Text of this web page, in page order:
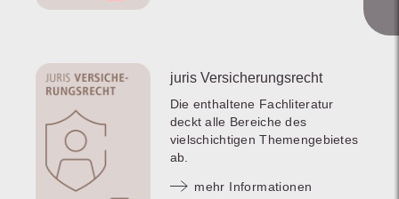
juris Versicherungsrecht
Die enthaltene Fachliteratur
deckt alle Bereiche des
vielschichtigen Themengebietes
ab.
mehr Informationen